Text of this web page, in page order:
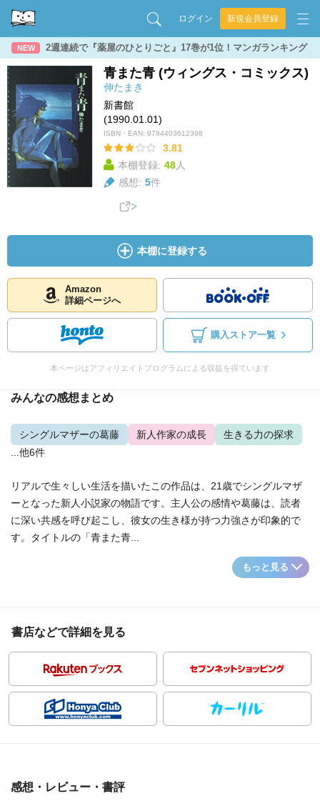
ログイン 新規会員登録
NEW 2週連続で『薬屋のひとりごと』17巻が1位！マンガランキング
青また青 (ウィングス・コミックス)
伸たまき
新書館
(1990.01.01)
ISBN・EAN: 9784403612398
3.81
本棚登録: 48人
感想: 5件
本棚に登録する
Amazon
詳細ページへ
購入ストア一覧
本ページはアフィリエイトプログラムによる収益を得ています
みんなの感想まとめ
シングルマザーの葛藤 新人作家の成長
生きる力の探求
...他6件
リアルで生々しい生活を描いたこの作品は、21歳でシングルマザ
ーとなった新人小説家の物語です。主人公の感情や葛藤は、読者
に深い共感を呼び起こし、彼女の生き様が持つ力強さが印象的で
す。タイトルの「青また青...
もっと見る
書店などで詳細を見る
感想・レビュー・書評